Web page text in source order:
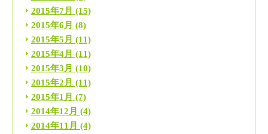
2015年7月 (15)
2015年6月 (8)
2015年5月 (11)
2015年4月 (11)
2015年3月 (10)
2015年2月 (11)
2015年1月 (7)
2014年12月 (4)
2014年11月 (4)